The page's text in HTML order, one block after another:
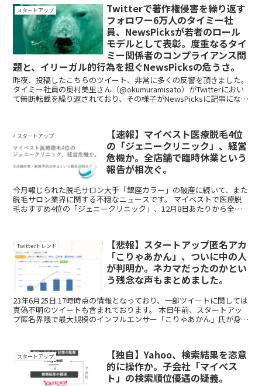
スタートアップ
Twitterで著作権侵害を繰り返す
フォロワー6万人のタイミー社
員、NewsPicksが若者のロール
モデルとして表彰。度重なるタイ
ミー関係者のコンプライアンス問
題と、イリーガル的行為を担ぐNewsPicksの危うさ。
昨夜、投稿したこちらのツイート、非常に多くの反響を頂きました。
タイミー社員の奥村美里さん（@okumuramisato）がTwitterにおい
て無断転載を繰り返されており、その様子がNewsPicksに記事になっ
スタートアップ
【速報】マイベスト医療脱毛4位
の「ジェニークリニック」、経営
危機か。全店舗で臨時休業という
報告が相次ぐ。
今月報じられた脱毛サロン大手「銀座カラー」の破産に続いて、また
脱毛サロン業界に関する不穏なニュースです。 マイベストで医療脱
毛おすすめ4位の「ジェニークリニック」、12月8日あたりから全店
Twitterトレンド
【悲報】スタートアップ匿名アカ
「こりゃあかん」、ついに中の人
が判明か。ネカマだったのかとい
う残念な声もまとめました。
23年6月25日 17時時点の情報となっており、一部ツイートに関しては
真偽不明のツイートも含まれております。 本日午前、スタートアッ
プ匿名界隈で最大規模のインフルエンサー「こりゃあかん」氏が身バ
スタートアップ
【独自】Yahoo、検索結果を恣意
的に操作か。子会社「マイベス
ト」の検索順位優遇の疑義。